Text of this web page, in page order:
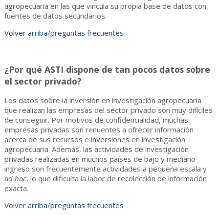
agropecuaria en las que vincula su propia base de datos con
fuentes de datos secundarios.
Volver arriba/preguntas frecuentes
¿Por qué ASTI dispone de tan pocos datos sobre
el sector privado?
Los datos sobre la inversión en investigación agropecuaria
que realizan las empresas del sector privado son muy difíciles
de conseguir. Por motivos de confidencialidad, muchas
empresas privadas son renuentes a ofrecer información
acerca de sus recursos e inversiones en investigación
agropecuaria. Además, las actividades de investigación
privadas realizadas en muchos países de bajo y mediano
ingreso son frecuentemente actividades a pequeña escala y
ad hoc, lo que dificulta la labor de recolección de información
exacta.
Volver arriba/preguntas frecuentes